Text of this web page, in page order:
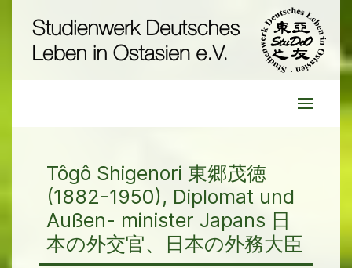
Tôgô Shigenori 東郷茂徳
(1882-1950), Diplomat und
Außen- minister Japans 日
本の外交官、日本の外務大臣